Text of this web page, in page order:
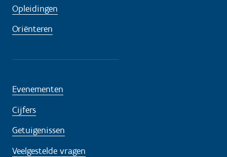
Opleidingen
Oriënteren
Evenementen
Cijfers
Getuigenissen
Veelgestelde vragen